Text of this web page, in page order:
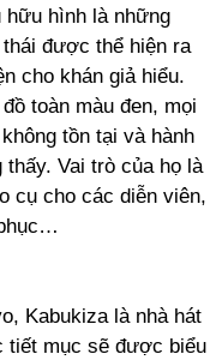
hữu hình là những
được thể hiện ra
cho khán giả hiểu.
toàn màu đen, mọi
tồn tại và hành
Vai trò của họ là
cụ cho các diễn viên,
Kabukiza là nhà hát
tiết mục sẽ được biểu